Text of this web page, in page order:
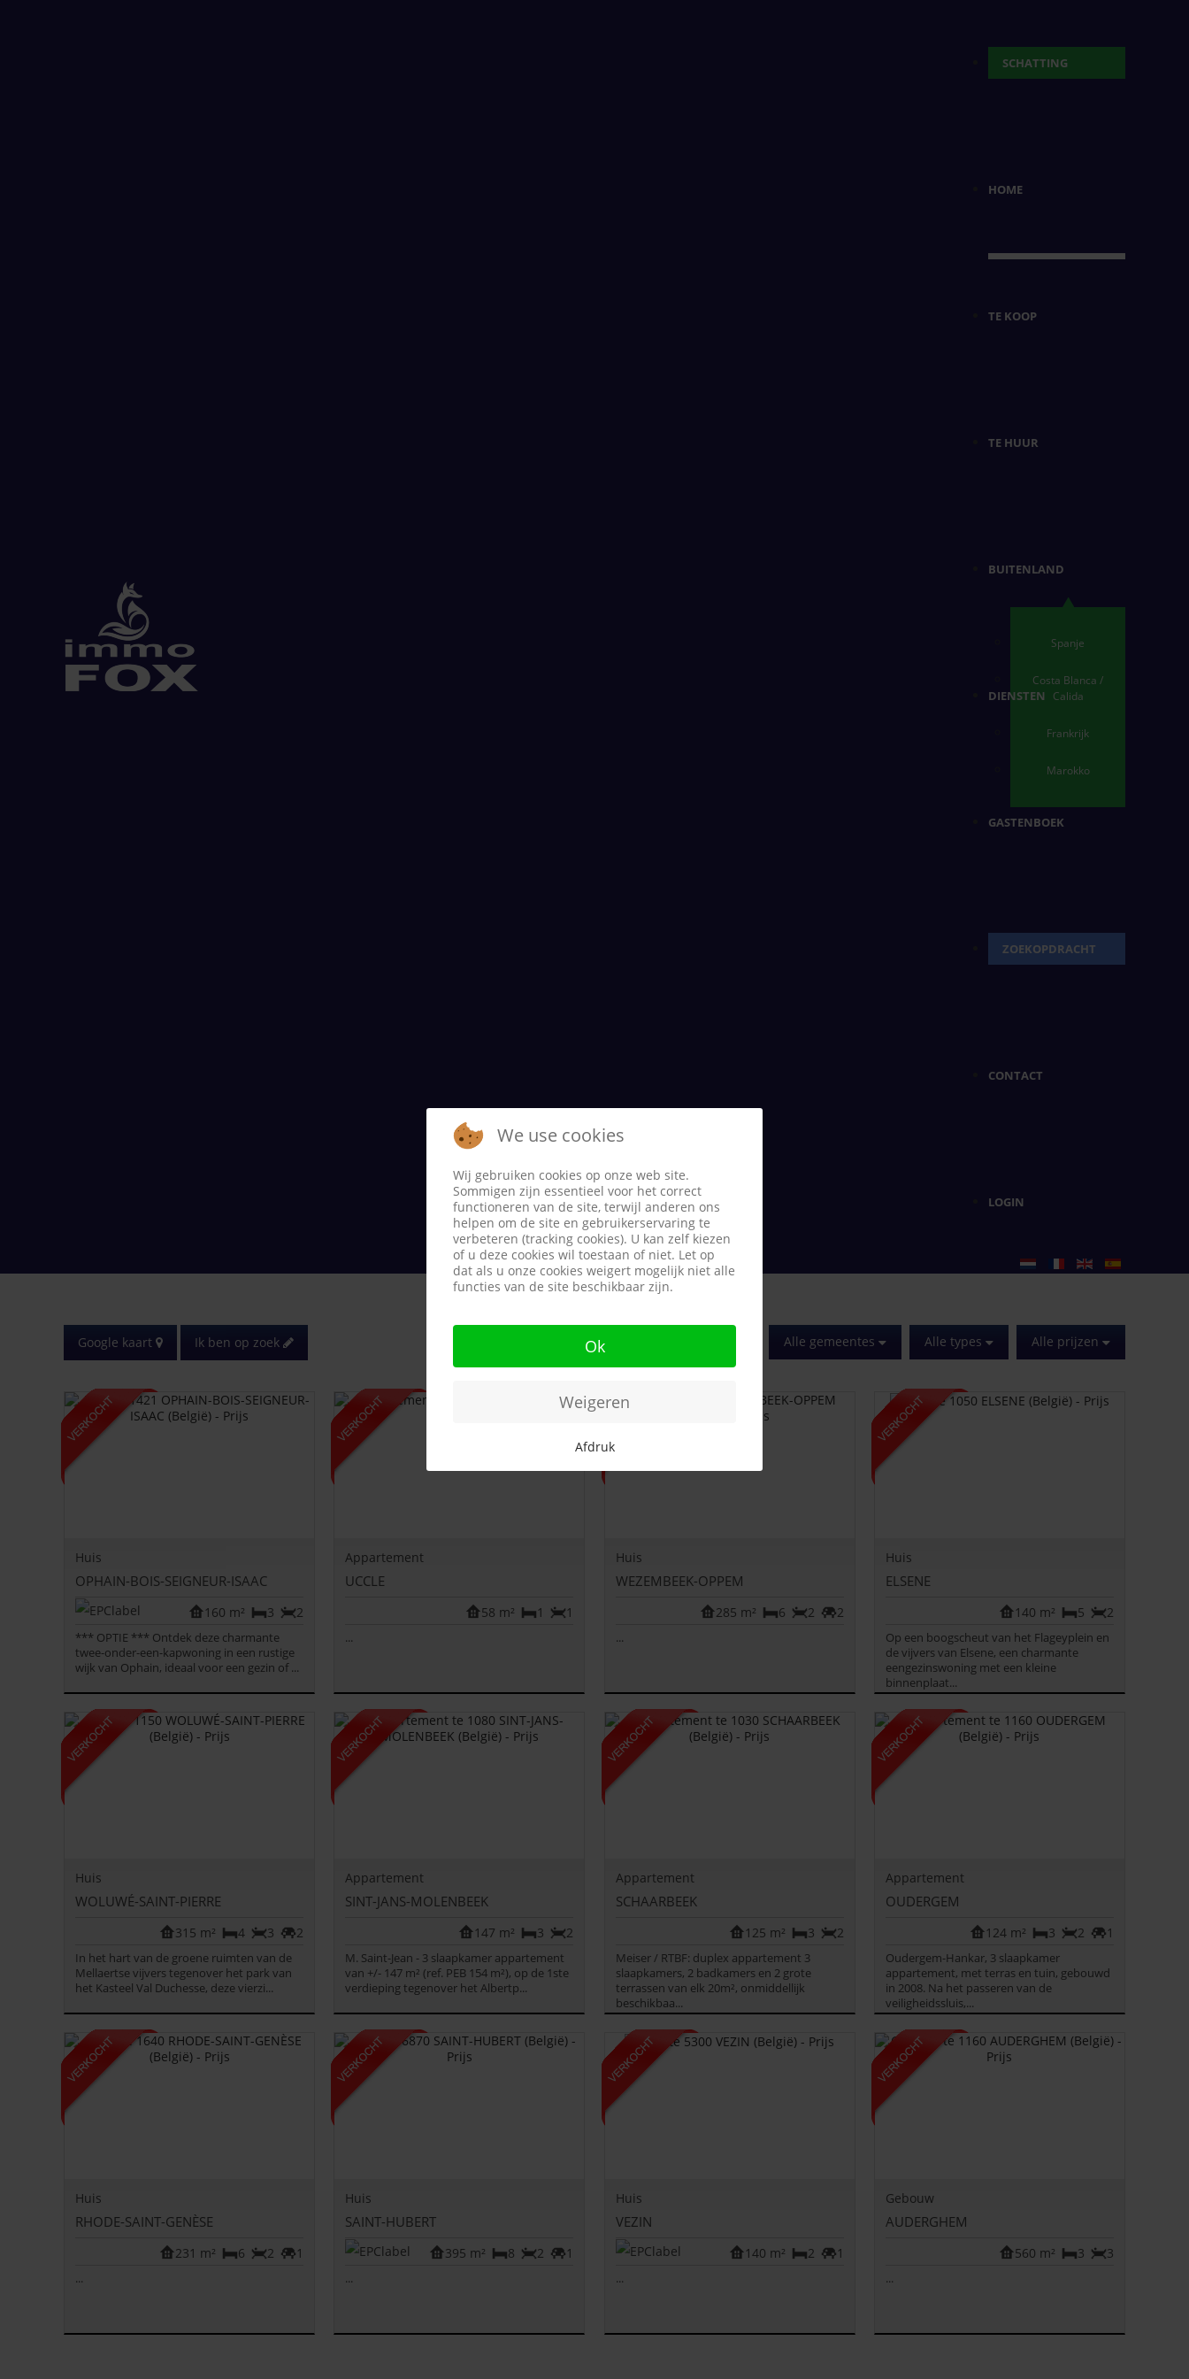
SCHATTING
HOME
TE KOOP
TE HUUR
BUITENLAND
Spanje
Costa Blanca /
Calida
Frankrijk
Marokko
DIENSTEN
GASTENBOEK
ZOEKOPDRACHT
CONTACT
LOGIN
Google kaart Ik ben op zoek Alle gemeentes Alle types Alle prijzen
Huis
OPHAIN-BOIS-SEIGNEUR-ISAAC
2
3
160 m²
*** OPTIE *** Ontdek deze charmante
twee-onder-een-kapwoning in een rustige
wijk van Ophain, ideaal voor een gezin of ...
Appartement
UCCLE
1
1
58 m²
...
Huis
WEZEMBEEK-OPPEM
2
2
6
285 m²
...
Huis
ELSENE
2
5
140 m²
Op een boogscheut van het Flageyplein en
de vijvers van Elsene, een charmante
eengezinswoning met een kleine
binnenplaat...
Huis
WOLUWÉ-SAINT-PIERRE
2
3
4
315 m²
In het hart van de groene ruimten van de
Mellaertse vijvers tegenover het park van
het Kasteel Val Duchesse, deze vierzi...
Appartement
SINT-JANS-MOLENBEEK
2
3
147 m²
M. Saint-Jean - 3 slaapkamer appartement
van +/- 147 m² (ref. PEB 154 m²), op de 1ste
verdieping tegenover het Albertp...
Appartement
SCHAARBEEK
2
3
125 m²
Meiser / RTBF: duplex appartement 3
slaapkamers, 2 badkamers en 2 grote
terrassen van elk 20m², onmiddellijk
beschikbaa...
Appartement
OUDERGEM
1
2
3
124 m²
Oudergem-Hankar, 3 slaapkamer
appartement, met terras en tuin, gebouwd
in 2008. Na het passeren van de
veiligheidssluis,...
Huis
RHODE-SAINT-GENÈSE
1
2
6
231 m²
...
Huis
SAINT-HUBERT
1
2
8
395 m²
...
Huis
VEZIN
1
2
140 m²
...
Gebouw
AUDERGHEM
3
3
560 m²
...
We use cookies
Wij gebruiken cookies op onze web site.
Sommigen zijn essentieel voor het correct
functioneren van de site, terwijl anderen ons
helpen om de site en gebruikerservaring te
verbeteren (tracking cookies). U kan zelf kiezen
of u deze cookies wil toestaan of niet. Let op
dat als u onze cookies weigert mogelijk niet alle
functies van de site beschikbaar zijn.
Ok
Weigeren
Afdruk